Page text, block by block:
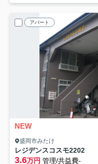
アパート
NEW
盛岡市みたけ
レジデンスコスモ2202
3.6万円 管理/共益費-